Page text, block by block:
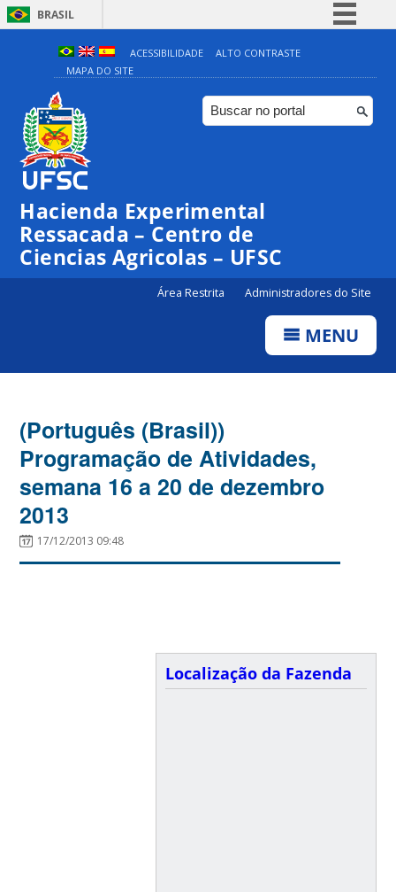
BRASIL
Simplifique!
Comunica BR
Participe
ACESSIBILIDADE
ALTO CONTRASTE
MAPA DO SITE
Hacienda Experimental
Ressacada – Centro de
Ciencias Agricolas – UFSC
Área Restrita Administradores do Site
MENU
(Português (Brasil))
Programação de Atividades,
semana 16 a 20 de dezembro
2013
17/12/2013 09:48
Localização da Fazenda